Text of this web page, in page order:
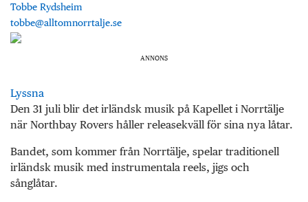
Tobbe Rydsheim
tobbe@alltomnorrtalje.se
ANNONS
Lyssna
Den 31 juli blir det irländsk musik på Kapellet i Norrtälje
när Northbay Rovers håller releasekväll för sina nya låtar.
Bandet, som kommer från Norrtälje, spelar traditionell
irländsk musik med instrumentala reels, jigs och
sånglåtar.